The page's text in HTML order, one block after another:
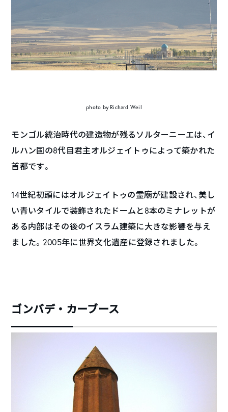
photo by Richard Weil
モンゴル統治時代の建造物が残るソルターニーエは、イ
ルハン国の8代目君主オルジェイトゥによって築かれた
首都です。
14世紀初頭にはオルジェイトゥの霊廟が建設され、美し
い青いタイルで装飾されたドームと8本のミナレットが
ある内部はその後のイスラム建築に大きな影響を与え
ました。2005年に世界文化遺産に登録されました。
ゴンバデ・カーブース